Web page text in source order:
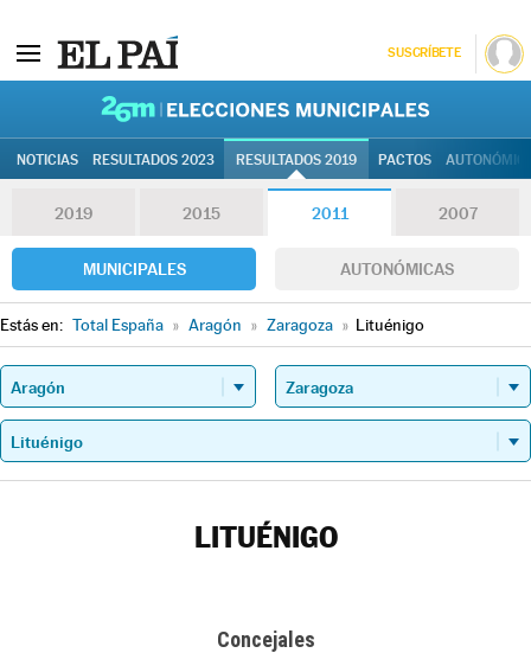
SUSCRÍBETE
NOTICIAS RESULTADOS 2023 RESULTADOS 2019 PACTOS
2019 2015 2011 2007
MUNICIPALES AUTONÓMICAS
Estás en: Total España » Aragón » Zaragoza » Lituénigo
LITUÉNIGO
Concejales